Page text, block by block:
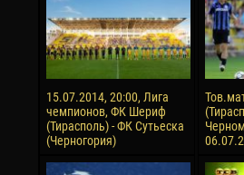
15.07.2014, 20:00, Лига
чемпионов, ФК Шериф
(Тирасполь) - ФК Сутьеска
(Черногория)